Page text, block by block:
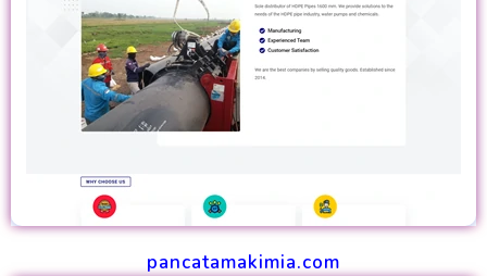
pancatamakimia.com